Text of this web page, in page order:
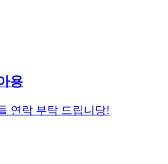
용
연락 부탁 드립니당!